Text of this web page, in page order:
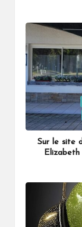
Posted
in
Sur le site